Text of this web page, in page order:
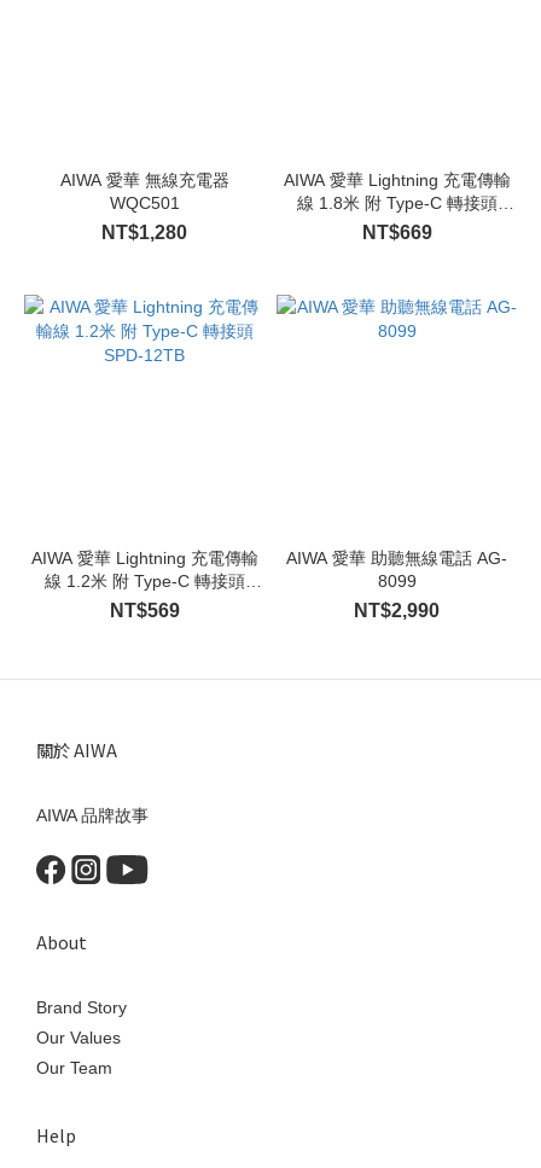
AIWA 愛華 無線充電器
WQC501
NT$1,280
AIWA 愛華 Lightning 充電傳輸
線 1.8米 附 Type-C 轉接頭
SPD-18TB
NT$669
AIWA 愛華 Lightning 充電傳輸
線 1.2米 附 Type-C 轉接頭
SPD-12TB
NT$569
AIWA 愛華 助聽無線電話 AG-
8099
NT$2,990
關於 AIWA
AIWA 品牌故事
About
Brand Story
Our Values
Our Team
Help